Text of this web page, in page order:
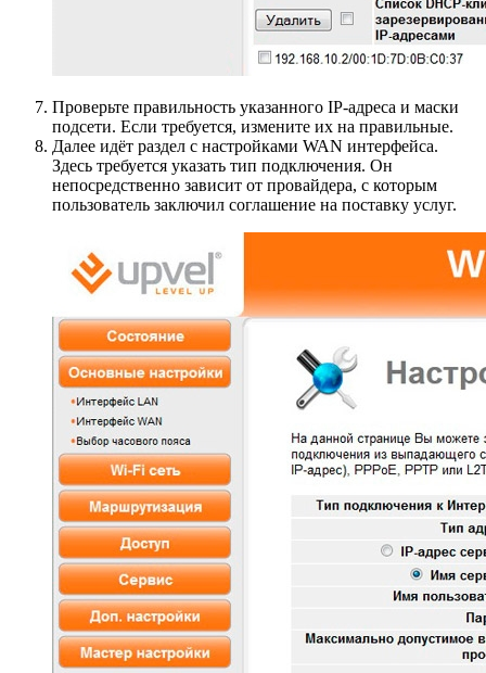
Проверьте правильность указанного IP-адреса и маски
подсети. Если требуется, измените их на правильные.
Далее идёт раздел с настройками WAN интерфейса.
Здесь требуется указать тип подключения. Он
непосредственно зависит от провайдера, с которым
пользователь заключил соглашение на поставку услуг.